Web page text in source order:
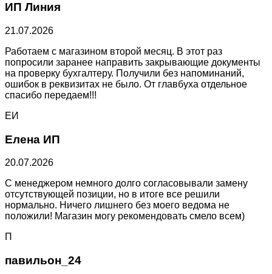
ИП Линия
21.07.2026
Работаем с магазином второй месяц. В этот раз
попросили заранее направить закрывающие документы
на проверку бухгалтеру. Получили без напоминаний,
ошибок в реквизитах не было. От главбуха отдельное
спасибо передаем!!!
ЕИ
Елена ИП
20.07.2026
С менеджером немного долго согласовывали замену
отсутствующей позиции, но в итоге все решили
нормально. Ничего лишнего без моего ведома не
положили! Магазин могу рекомендовать смело всем)
П
павильон_24